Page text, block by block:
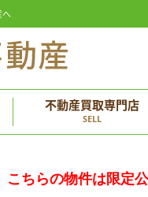
へ
不動産買取専門店
SELL
こちらの物件は限定